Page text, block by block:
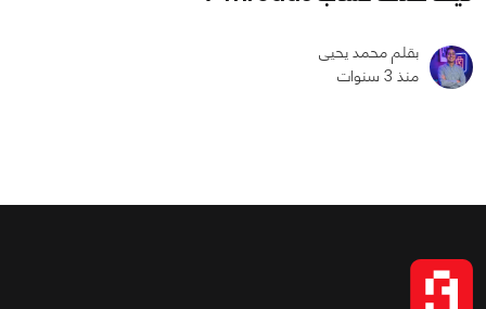
29235
0
0
بقلم محمد يحيى
منذ 3 سنوات